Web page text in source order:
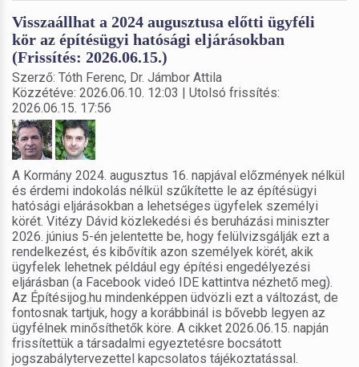
Visszaállhat a 2024 augusztusa előtti ügyféli
kör az építésügyi hatósági eljárásokban
(Frissítés: 2026.06.15.)
Szerző: Tóth Ferenc, Dr. Jámbor Attila
Közzétéve: 2026.06.10. 12:03 | Utolsó frissítés:
2026.06.15. 17:56
A Kormány 2024. augusztus 16. napjával előzmények nélkül
és érdemi indokolás nélkül szűkítette le az építésügyi
hatósági eljárásokban a lehetséges ügyfelek személyi
körét. Vitézy Dávid közlekedési és beruházási miniszter
2026. június 5-én jelentette be, hogy felülvizsgálják ezt a
rendelkezést, és kibővítik azon személyek körét, akik
ügyfelek lehetnek például egy építési engedélyezési
eljárásban (a Facebook videó IDE kattintva nézhető meg).
Az Építésijog.hu mindenképpen üdvözli ezt a változást, de
fontosnak tartjuk, hogy a korábbinál is bővebb legyen az
ügyfélnek minősíthetők köre. A cikket 2026.06.15. napján
frissítettük a társadalmi egyeztetésre bocsátott
jogszabálytervezettel kapcsolatos tájékoztatással.